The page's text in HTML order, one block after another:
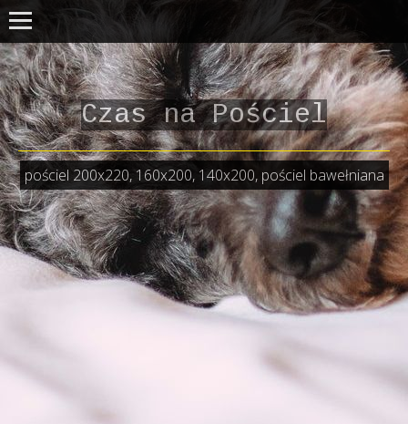
Czas na Pościel
pościel 200x220, 160x200, 140x200, pościel bawełniana